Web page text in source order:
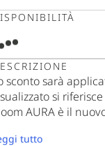
sconto sarà
si
AURA è il
tutto